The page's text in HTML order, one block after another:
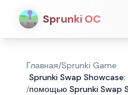
Sprunki OC
Главная/Sprunki Game
/
Sprunki Swap Showcase:
помощью Sprunki Swap